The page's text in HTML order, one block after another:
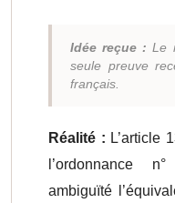
Idée reçue : Le
seule preuve
français.
Réalité : L’article
l’ordonnance
ambiguïté